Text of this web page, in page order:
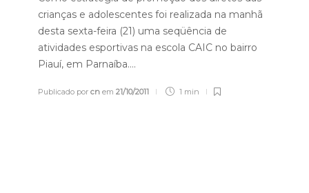
crianças e adolescentes foi realizada na manhã
desta sexta-feira (21) uma seqüência de
atividades esportivas na escola CAIC no bairro
Piauí, em Parnaíba….
Publicado por cn em 21/10/2011 1 min